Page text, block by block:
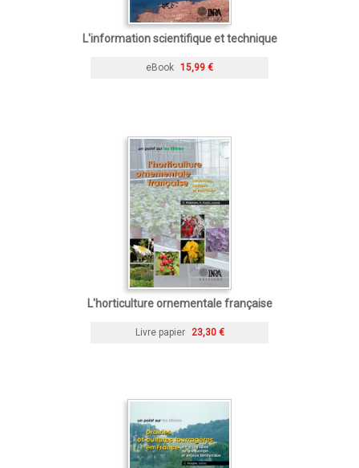
L'information scientifique et technique
eBook 15,99 €
L'horticulture ornementale française
Livre papier 23,30 €